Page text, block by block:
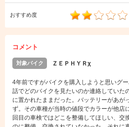
おすすめ度
コメント
対象バイク ＺＥＰＨＹＲχ
4年前ですがバイクを購入しようと思いグ
話でどのバイクを見たいのか連絡していた
に置かれたままだった。バッテリーがあが
ず。その車種が当時の値段でカラーが他店
回目の車検ではどこを整備してほしい、交